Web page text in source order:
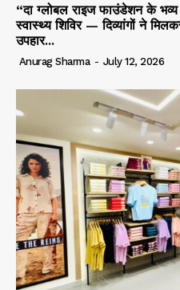
“दा ग्लोबल राइज फाउंडेशन के
स्वास्थ्य शिविर — दिव्यांगों ने
उपहार...
Anurag Sharma - July 12, 2026